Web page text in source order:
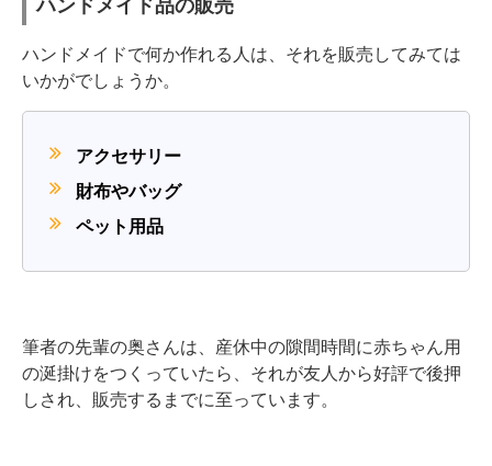
ハンドメイド品の販売
ハンドメイドで何か作れる人は、それを販売してみては
いかがでしょうか。
アクセサリー
財布やバッグ
ペット用品
筆者の先輩の奥さんは、産休中の隙間時間に赤ちゃん用
の涎掛けをつくっていたら、それが友人から好評で後押
しされ、販売するまでに至っています。